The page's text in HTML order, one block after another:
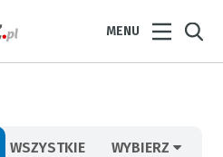
MENU
WSZYSTKIE WYBIERZ